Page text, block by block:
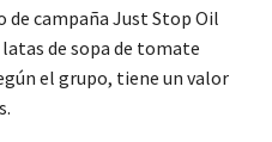
de campaña Just Stop Oil
de sopa de tomate
el grupo, tiene un valor